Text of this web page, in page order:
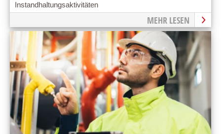
Instandhaltungsaktivitäten
MEHR LESEN